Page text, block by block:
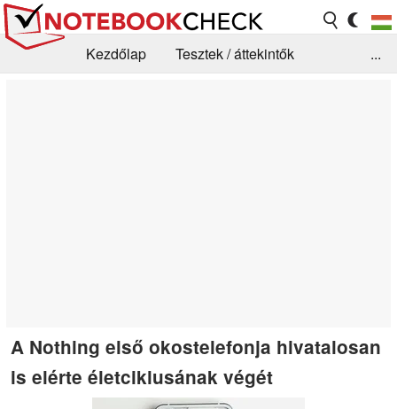
Kezdőlap
Tesztek / áttekintők
...
A Nothing első okostelefonja hivatalosan
is elérte életciklusának végét